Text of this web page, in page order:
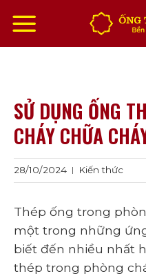
đến
nội
dung
SỬ DỤNG ỐNG
CHÁY CHỮA
28/10/2024 | Kiến thức
Thép ống trong
một trong những
biết đến nhiều nhất
thép trong phòng